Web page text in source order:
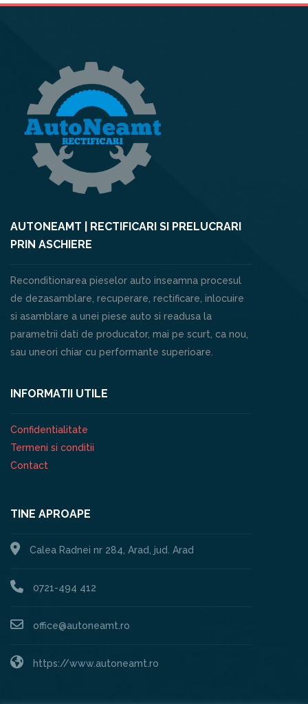
AUTONEAMT | RECTIFICARI SI PRELUCRARI
PRIN ASCHIERE
Reconditionarea pieselor auto inseamna procesul
de dezasamblare, recuperare, rectificare, inlocuire
si asamblare a unei piese auto si readusa la
parametrii dati de producator, mai pe scurt, ca nou,
sau uneori chiar cu performante superioare.
INFORMATII UTILE
Confidentialitate
Termeni si conditii
Contact
TINE APROAPE
Calea Radnei nr 284, Arad, jud. Arad
0721-494 412
office@autoneamt.ro
https://www.autoneamt.ro